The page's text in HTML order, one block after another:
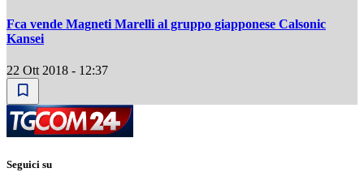
Fca vende Magneti Marelli al gruppo giapponese Calsonic
Kansei
22 Ott 2018 - 12:37
Seguici su